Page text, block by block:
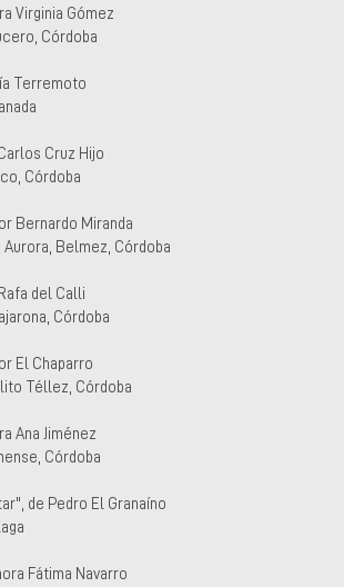
Virginia Gómez
Córdoba
Terremoto
Cruz Hijo
Córdoba
Bernardo Miranda
Aurora, Belmez, Córdoba
del Calli
Córdoba
El Chaparro
Téllez, Córdoba
Ana Jiménez
Córdoba
de Pedro El Granaíno
Fátima Navarro